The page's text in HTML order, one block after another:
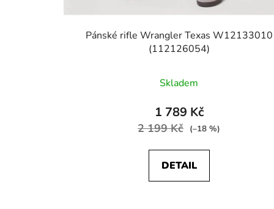
Pánské rifle Wrangler Texas W12133010
(112126054)
Skladem
1 789 Kč
2 199 Kč (–18 %)
DETAIL